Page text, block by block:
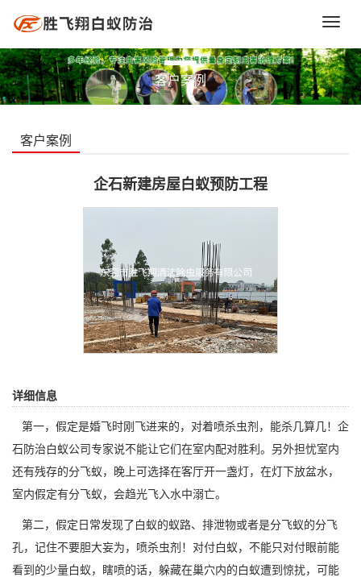
客户案例
客户案例
企石新建房屋白蚁预防工程
详细信息
第一，假定是婚飞时刚飞进来的，对着喷杀虫剂，能杀几算几！ 企
石防治白蚁公司专家说不能让它们在室内配对胜利。另外担忧室内
还有残存的分飞蚁，晚上可选择在客厅开一盏灯，在灯下放盆水，
室内假定有分飞蚁，会趋光飞入水中溺亡。
第二，假定日常发现了白蚁的蚁路、排泄物或者是分飞蚁的分飞
孔，记住不要胆大妄为，喷杀虫剂！对付白蚁，不能只对付眼前能
看到的少量白蚁，瞎喷的话，躲藏在巢穴内的白蚁遭到惊扰，可能